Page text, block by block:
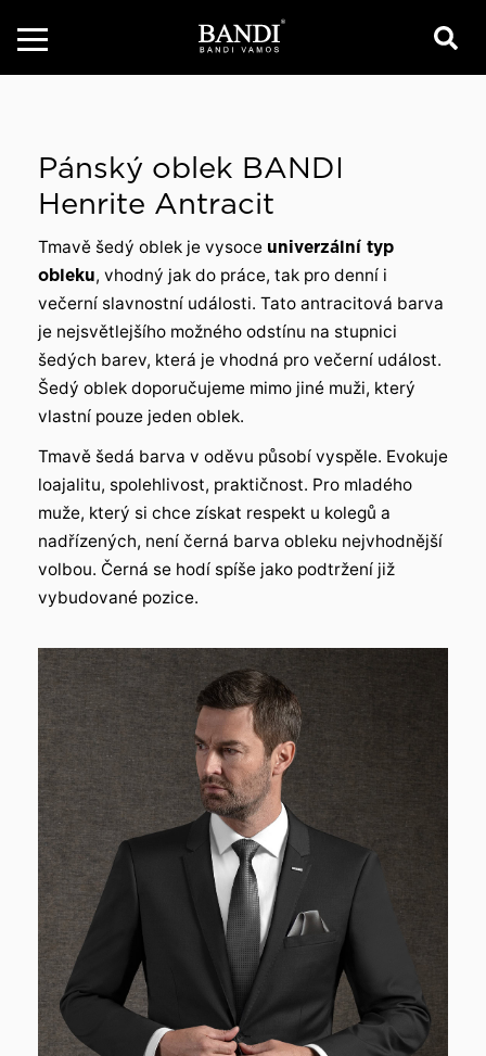
Pánský oblek BANDI
Henrite Antracit
Tmavě šedý oblek je vysoce univerzální typ
obleku, vhodný jak do práce, tak pro denní i
večerní slavnostní události. Tato antracitová barva
je nejsvětlejšího možného odstínu na stupnici
šedých barev, která je vhodná pro večerní událost.
Šedý oblek doporučujeme mimo jiné muži, který
vlastní pouze jeden oblek.
Tmavě šedá barva v oděvu působí vyspěle. Evokuje
loajalitu, spolehlivost, praktičnost. Pro mladého
muže, který si chce získat respekt u kolegů a
nadřízených, není černá barva obleku nejvhodnější
volbou. Černá se hodí spíše jako podtržení již
vybudované pozice.